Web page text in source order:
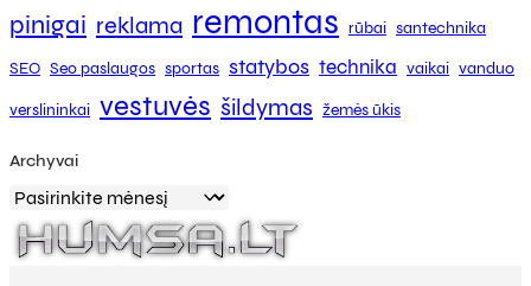
pinigai reklama remontas rūbai santechnika
SEO Seo paslaugos sportas statybos technika vaikai vanduo
verslininkai vestuvės šildymas žemės ūkis
Archyvai